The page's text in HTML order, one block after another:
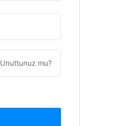
Unuttunuz mu?